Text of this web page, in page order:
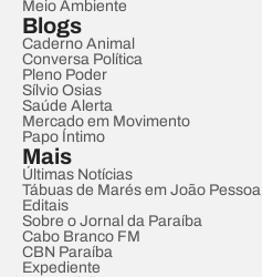
Meio Ambiente
Blogs
Caderno Animal
Conversa Política
Pleno Poder
Sílvio Osias
Saúde Alerta
Mercado em Movimento
Papo Íntimo
Mais
Últimas Notícias
Tábuas de Marés em João Pessoa
Editais
Sobre o Jornal da Paraíba
Cabo Branco FM
CBN Paraíba
Expediente